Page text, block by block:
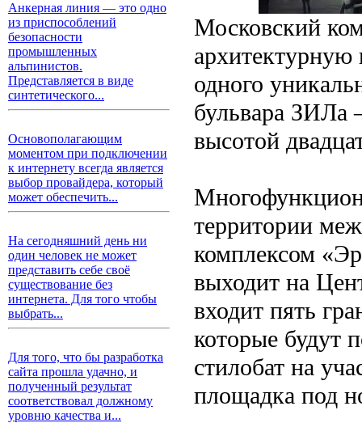
Анкерная линия — это одно
из приспособлений
безопасности
промышленных
альпинистов.
Представляется в виде
синтетического...
Основополагающим
моментом при подключении
к интернету всегда является
выбор провайдера, который
может обеспечить...
На сегодняшний день ни
один человек не может
представить себе своё
существование без
интернета. Для того чтобы
выбрать...
Для того, что бы разработка
сайта прошла удачно, и
полученный результат
соответствовал должному
уровню качества и...
Московский
одного
бульвара ЗИЛа
высотой
территории
комплексом
выходит на
входит пять
которые будут
стилобат на
площадка под